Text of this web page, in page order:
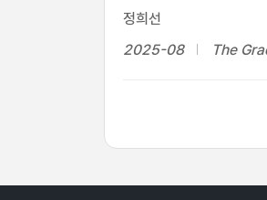
정희선
2025-08
The